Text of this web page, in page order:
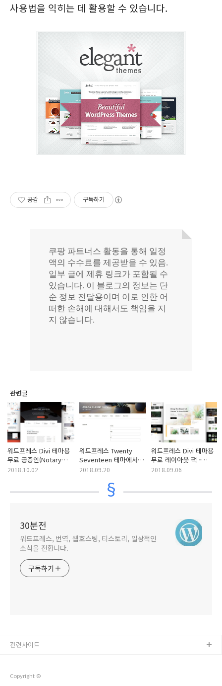
사용법을 익히는 데 활용할 수 있습니다.
공감 구독하기
관련글
워드프레스 Divi 테마용
무료 공증인(Notary
Public) 레이아웃 팩
2018.10.02
워드프레스 Twenty
Seventeen 테마에서
페이지 레이아웃을 전체
2018.09.20
워드프레스 Divi 테마용
무료 레이아웃 팩 -
Plant Nursery(분재,
2018.09.06
30분전
워드프레스, 번역, 웹호스팅, 티스토리, 일상적인
소식을 전합니다.
구독하기
Copyright ©
관련사이트